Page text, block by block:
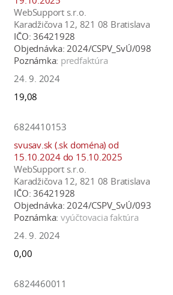
WebSupport s.r.o.
Karadžičova 12, 821 08 Bratislava
IČO: 36421928
Objednávka: 2024/CSPV_SvÚ/098
Poznámka: predfaktúra
24. 9. 2024
19,08
6824410153
svusav.sk (.sk doména) od
15.10.2024 do 15.10.2025
WebSupport s.r.o.
Karadžičova 12, 821 08 Bratislava
IČO: 36421928
Objednávka: 2024/CSPV_SvÚ/093
Poznámka: vyúčtovacia faktúra
24. 9. 2024
0,00
6824460011